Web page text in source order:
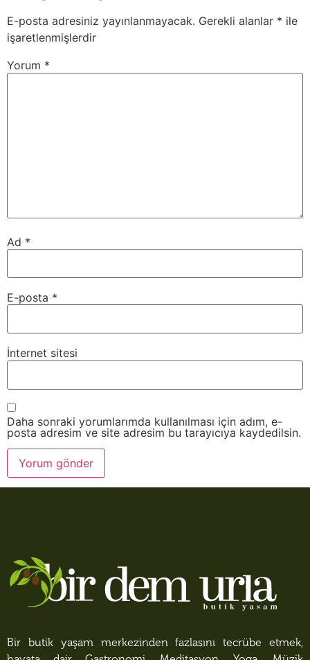
E-posta adresiniz yayınlanmayacak. Gerekli alanlar * ile
işaretlenmişlerdir
Yorum *
Ad *
E-posta *
İnternet sitesi
Daha sonraki yorumlarımda kullanılması için adım, e-
posta adresim ve site adresim bu tarayıcıya kaydedilsin.
Bir butik yaşam merkezinden fazlasını tecrübe etmek,